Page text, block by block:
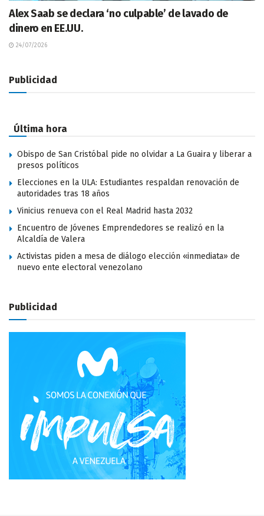
Alex Saab se declara ‘no culpable’ de lavado de
dinero en EE.UU.
24/07/2026
Publicidad
Última hora
Obispo de San Cristóbal pide no olvidar a La Guaira y liberar a
presos políticos
Elecciones en la ULA: Estudiantes respaldan renovación de
autoridades tras 18 años
Vinicius renueva con el Real Madrid hasta 2032
Encuentro de Jóvenes Emprendedores se realizó en la
Alcaldía de Valera
Activistas piden a mesa de diálogo elección «inmediata» de
nuevo ente electoral venezolano
Publicidad